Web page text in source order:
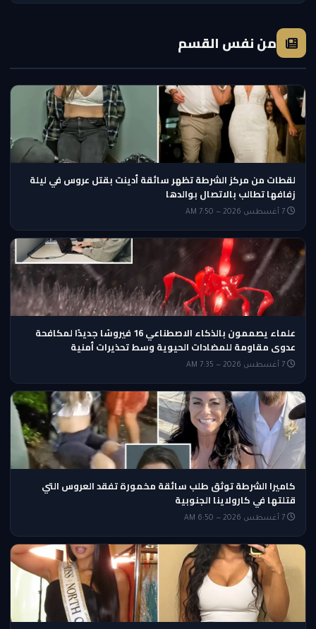
من نفس القسم
لقطات من مركز الشرطة تظهر سائقة أدينت بقتل عروس في ليلة
زفافها تطالب بالاتصال بوالدها
علماء يصممون بالذكاء الاصطناعي 16 فيروسًا جديدًا لمكافحة
عدوى مقاومة للمضادات الحيوية وسط تحذيرات أمنية
كاميرا الشرطة توثق طلب سائقة مخمورة تفقد العروس التي
قتلتها في كارولاينا الجنوبية